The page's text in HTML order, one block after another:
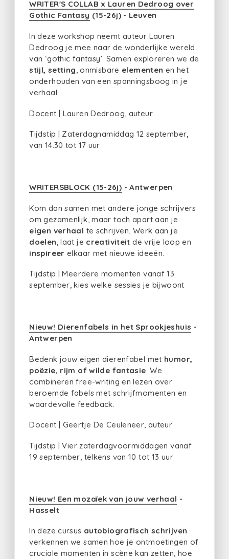
WRITER'S COLLAB x Lauren Dedroog over
Gothic Fantasy (15-26j) - Leuven
In deze workshop neemt auteur Lauren
Dedroog je mee naar de wonderlijke wereld
van ‘gothic fantasy’. Samen exploreren we de
stijl, setting, onmisbare elementen en het
onderhouden van een spanningsboog in je
verhaal.
Docent | Lauren Dedroog, auteur
Tijdstip | Zaterdagnamiddag 12 september,
van 14.30 tot 17 uur
WRITERSBLOCK (15-26j) - Antwerpen
Kom dan samen met andere jonge schrijvers
om gezamenlijk, maar toch apart aan je
eigen verhaal te schrijven. Werk aan je
doelen , laat je creativiteit de vrije loop en
inspireer elkaar met nieuwe ideeën.
Tijdstip | Meerdere momenten vanaf 13
september, kies welke sessies je bijwoont
Nieuw! Dierenfabels in het Sprookjeshuis -
Antwerpen
Bedenk jouw eigen dierenfabel met humor,
poëzie, rijm of wilde fantasie . We
combineren free-writing en lezen over
beroemde fabels met schrijfmomenten en
waardevolle feedback.
Docent | Geertje De Ceuleneer, auteur
Tijdstip | Vier zaterdagvoormiddagen vanaf
19 september, telkens van 10 tot 13 uur
Nieuw! Een mozaïek van jouw verhaal -
Hasselt
In deze cursus autobiografisch schrijven
verkennen we samen hoe je ontmoetingen of
cruciale momenten in scène kan zetten, hoe